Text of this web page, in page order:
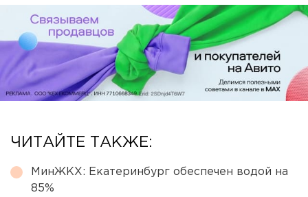
ЧИТАЙТЕ ТАКЖЕ:
МинЖКХ: Екатеринбург обеспечен водой на
85%